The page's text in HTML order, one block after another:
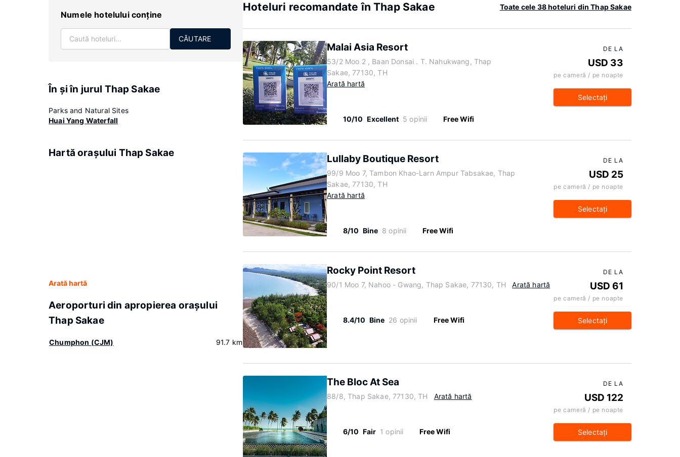
Numele hotelului conţine
CĂUTARE
În şi în jurul Thap Sakae
Parks and Natural Sites
Huai Yang Waterfall
Hartă oraşului Thap Sakae
Arată hartă
Aeroporturi din apropierea oraşului
Thap Sakae
Chumphon (CJM) 91.7 km
Hoteluri recomandate în Thap Sakae Toate cele 38 hoteluri din Thap Sakae
Malai Asia Resort
53/2 Moo 2 , Baan Donsai . T. Nahukwang, Thap
Sakae, 77130, TH
Arată hartă
10/10 Excellent 5 opinii Free Wifi
DE LA
USD 33
pe cameră / pe noapte
Selectaţi
Lullaby Boutique Resort
99/9 Moo 7, Tambon Khao-Larn Ampur Tabsakae, Thap
Sakae, 77130, TH
Arată hartă
8/10 Bine 8 opinii Free Wifi
DE LA
USD 25
pe cameră / pe noapte
Selectaţi
Rocky Point Resort
90/1 Moo 7, Nahoo - Gwang, Thap Sakae, 77130, TH Arată hartă
8.4/10 Bine 26 opinii Free Wifi
DE LA
USD 61
pe cameră / pe noapte
Selectaţi
The Bloc At Sea
88/8, Thap Sakae, 77130, TH Arată hartă
6/10 Fair 1 opinii Free Wifi
DE LA
USD 122
pe cameră / pe noapte
Selectaţi